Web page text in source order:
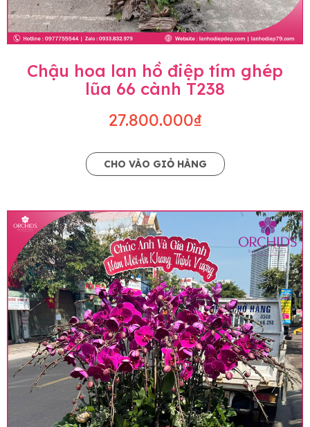
Chậu hoa lan hồ điệp tím ghép
lũa 66 cành T238
27.800.000₫
CHO VÀO GIỎ HÀNG